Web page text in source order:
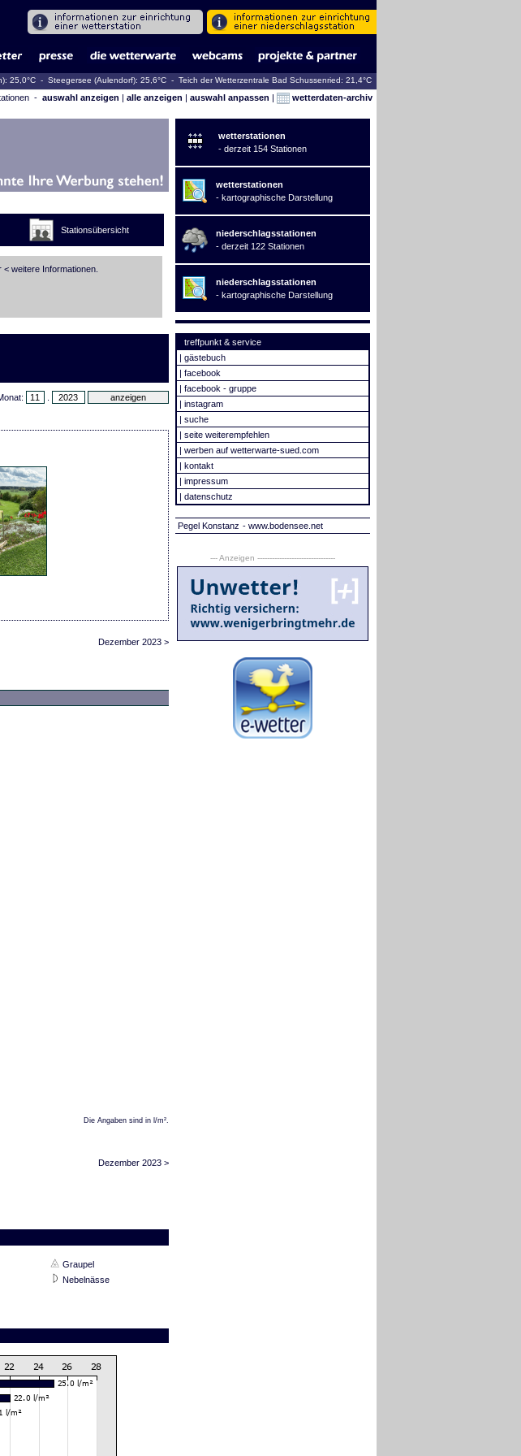
25,0°C - Steegersee (Aulendorf): 25,6°C - Teich der Wetterzentrale Bad Schussenried: 21,4°C
- auswahl anzeigen | alle anzeigen | auswahl anpassen | wetterdaten-archiv
Stationsübersicht
< weitere Informationen.
Dezember 2023 >
Die Angaben sind in l/m².
Dezember 2023 >
Graupel
Nebelnässe
wetterstationen
- derzeit 154 Stationen
wetterstationen
- kartographische Darstellung
niederschlagsstationen
- derzeit 122 Stationen
niederschlagsstationen
- kartographische Darstellung
treffpunkt & service
| gästebuch
| facebook
| facebook - gruppe
| instagram
| suche
| seite weiterempfehlen
| werben auf wetterwarte-sued.com
| kontakt
| impressum
| datenschutz
Pegel Konstanz - www.bodensee.net
--- Anzeigen --------------------------------